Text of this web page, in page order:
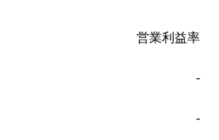
営業利益率
-
-